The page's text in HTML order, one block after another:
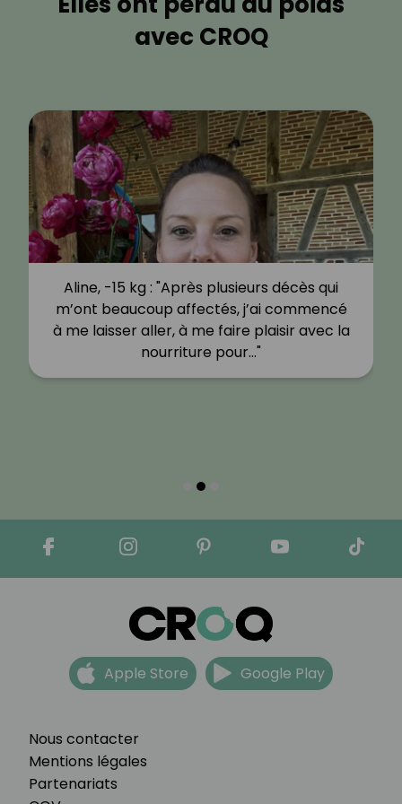
avec CROQ
Aline, -15 kg : "Après plusieurs décès qui
m’ont beaucoup affectés, j’ai commencé
à me laisser aller, à me faire plaisir avec la
nourriture pour…"
Nous contacter
Mentions légales
Partenariats
Apple Store Google Play